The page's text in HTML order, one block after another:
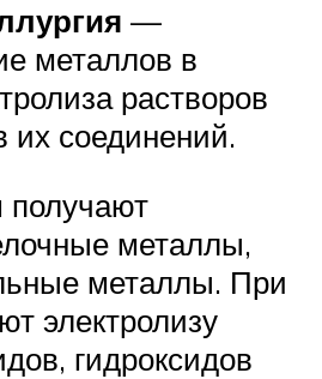
—
металлов в
растворов
их соединений.
металлы,
металлы. При
электролизу
гидроксидов